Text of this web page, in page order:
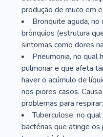
produção de muco em
Bronquite aguda, no
brônquios (estrutura
sintomas como dores
Pneumonia, no qual
pulmonar e que afeta
haver o acúmulo de
nos piores casos.
problemas para respirar;
Tuberculose, no
bactérias que atinge